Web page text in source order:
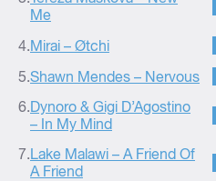
Me
4.Mirai – Øtchi
5.Shawn Mendes – Nervous
6.Dynoro & Gigi D’Agostino
– In My Mind
7.Lake Malawi – A Friend Of
A Friend